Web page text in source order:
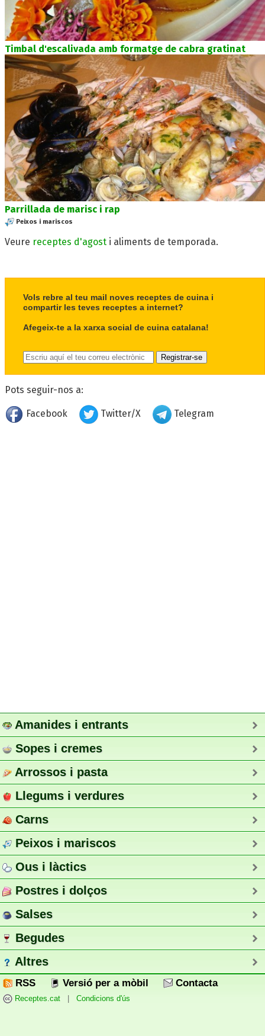
Timbal d'escalivada amb formatge de cabra gratinat
Parrillada de marisc i rap
Peixos i mariscos
Veure receptes d'agost i aliments de temporada.
Vols rebre al teu mail noves receptes de cuina i
compartir les teves receptes a internet?
Afegeix-te a la xarxa social de cuina catalana!
Pots seguir-nos a:
Facebook Twitter/X Telegram
Amanides i entrants
Sopes i cremes
Arrossos i pasta
Llegums i verdures
Carns
Peixos i mariscos
Ous i làctics
Postres i dolços
Salses
Begudes
Altres
RSS Versió per a mòbil Contacta
Receptes.cat Condicions d'ús